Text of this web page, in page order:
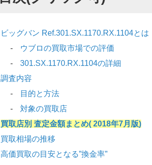
ビッグバン Ref.301.SX.1170.RX.1104とは
ウブロの買取市場での評価
301.SX.1170.RX.1104の詳細
調査内容
目的と方法
対象の買取店
買取店別 査定金額まとめ( 2018年7月版)
買取相場の推移
高価買取の目安となる”換金率”